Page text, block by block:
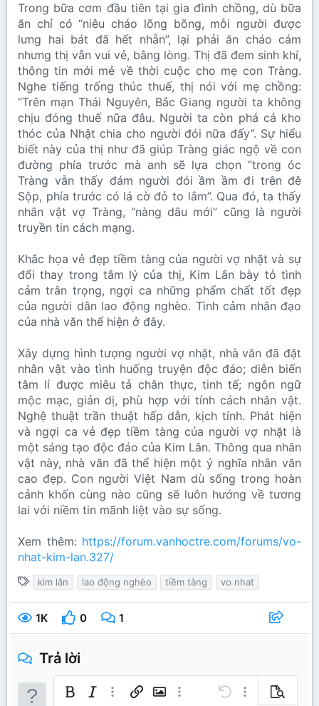
Trong bữa cơm đầu tiên tại gia đình chồng, dù bữa
ăn chỉ có “niêu cháo lõng bõng, mỗi người được
lưng hai bát đã hết nhẵn”, lại phải ăn cháo cám
nhưng thị vẫn vui vẻ, bằng lòng. Thị đã đem sinh khí,
thông tin mới mẻ về thời cuộc cho mẹ con Tràng.
Nghe tiếng trống thúc thuế, thị nói với mẹ chồng:
“Trên mạn Thái Nguyên, Bắc Giang người ta không
chịu đóng thuế nữa đâu. Người ta còn phá cả kho
thóc của Nhật chia cho người đói nữa đấy”. Sự hiểu
biết này của thị như đã giúp Tràng giác ngộ về con
đường phía trước mà anh sẽ lựa chọn “trong óc
Tràng vẫn thấy đám người đói ầm ầm đi trên đê
Sộp, phía trước có lá cờ đỏ to lắm”. Qua đó, ta thấy
nhân vật vợ Tràng, “nàng dâu mới” cũng là người
truyền tin cách mạng.
Khắc họa vẻ đẹp tiềm tàng của người vợ nhặt và sự
đổi thay trong tâm lý của thị, Kim Lân bày tỏ tình
cảm trân trọng, ngợi ca những phẩm chất tốt đẹp
của người dân lao động nghèo. Tình cảm nhân đạo
của nhà văn thể hiện ở đây.
Xây dựng hình tượng người vợ nhặt, nhà văn đã đặt
nhân vật vào tình huống truyện độc đáo; diễn biến
tâm lí được miêu tả chân thực, tinh tế; ngôn ngữ
mộc mạc, giản dị, phù hợp với tính cách nhân vật.
Nghệ thuật trần thuật hấp dẫn, kịch tính. Phát hiện
và ngợi ca vẻ đẹp tiềm tàng của người vợ nhặt là
một sáng tạo độc đáo của Kim Lân. Thông qua nhân
vật này, nhà văn đã thể hiện một ý nghĩa nhân văn
cao đẹp. Con người Việt Nam dù sống trong hoàn
cảnh khốn cùng nào cũng sẽ luôn hướng về tương
lai với niềm tin mãnh liệt vào sự sống.
Xem thêm: https://forum.vanhoctre.com/forums/vo-
nhat-kim-lan.327/
T
k
kim lân lao động nghèo tiềm tàng vo nhat
1K 0 1
Trả lời
Bold In nghiêng
Thêm tùy chọn…
Chèn liên kết
Chèn hình ảnh
Thêm tùy chọn…
Undo Thêm tùy chọn…
Xem trước